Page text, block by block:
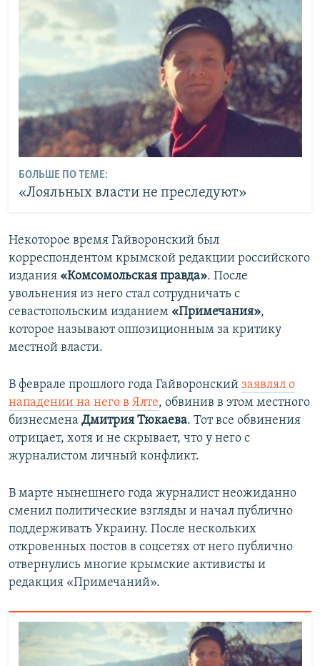
БОЛЬШЕ ПО ТЕМЕ:
«Лояльных власти не преследуют»
Некоторое время Гайворонский был
корреспондентом крымской редакции российского
издания «Комсомольская правда». После
увольнения из него стал сотрудничать с
севастопольским изданием «Примечания»,
которое называют оппозиционным за критику
местной власти.
В феврале прошлого года Гайворонский заявлял о
нападении на него в Ялте, обвинив в этом местного
бизнесмена Дмитрия Тюкаева. Тот все обвинения
отрицает, хотя и не скрывает, что у него с
журналистом личный конфликт.
В марте нынешнего года журналист неожиданно
сменил политические взгляды и начал публично
поддерживать Украину. После нескольких
откровенных постов в соцсетях от него публично
отвернулись многие крымские активисты и
редакция «Примечаний».